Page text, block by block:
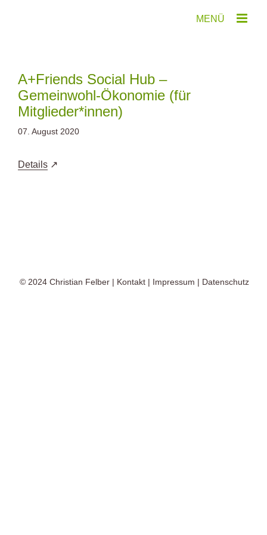
A+Friends Social Hub –
Gemeinwohl-Ökonomie (für
Mitglieder*innen)
07. August 2020
Details
© 2024 Christian Felber | Kontakt | Impressum | Datenschutz